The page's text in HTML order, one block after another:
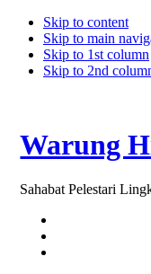
Skip to content
Skip to main
Skip to 1st column
Skip to 2nd
Warung
Sahabat Pelestari